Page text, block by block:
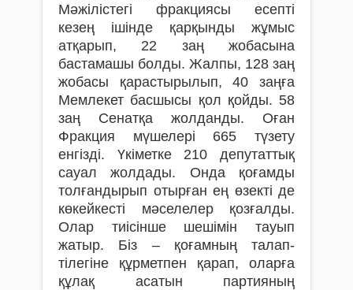
Мәжілістегі фракциясы есепті
кезең ішінде қарқынды жұмыс
атқарып, 22 заң жобасына
бастамашы болды. Жалпы, 128 заң
жобасы қарастырылып, 40 заңға
Мемлекет басшысы қол қойды. 58
заң Сенатқа жолданды. Оған
Фракция мүшелері 665 түзету
енгізді. Үкіметке 210 депутаттық
сауал жолдады. Онда қоғамды
толғандырып отырған ең өзекті де
көкейкесті мәселелер қозғалды.
Олар тиісінше шешімін тауып
жатыр. Біз – қоғамның талап-
тілегіне құрметпен қарап, оларға
құлақ асатын партияның